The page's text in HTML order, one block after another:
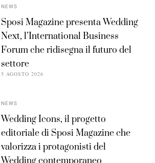
NEWS
Sposi Magazine presenta Wedding
Next, l’International Business
Forum che ridisegna il futuro del
settore
5 AGOSTO 2026
NEWS
Wedding Icons, il progetto
editoriale di Sposi Magazine che
valorizza i protagonisti del